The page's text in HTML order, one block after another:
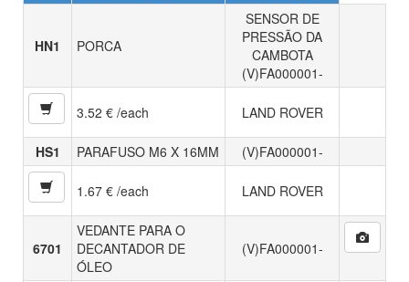
HN1 PORCA
SENSOR DE
PRESSÃO DA
CAMBOTA
(V)FA000001-
3.52 € /each LAND ROVER
HS1 PARAFUSO M6 X 16MM (V)FA000001-
1.67 € /each LAND ROVER
6701
VEDANTE PARA O
DECANTADOR DE
ÓLEO
(V)FA000001-